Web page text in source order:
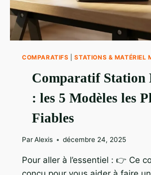
COMPARATIFS |STATIONS & MATÉRIEL
Comparatif Station
: les 5 Modèles les
Fiables
ParAlexis décembre 24, 2025
Pour aller à l’essentiel : 👉 Ce